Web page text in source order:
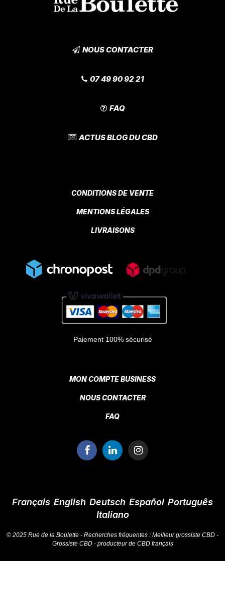
NOUS CONTACTER
07 49 90 92 21
FAQ
ACTUS BLOG DU CBD
CONDITIONS DE VENTE
MENTIONS LÉGALES
LIVRAISONS
Paiement 100% sécurisé
MON COMPTE BUSINESS
NOUS CONTACTER
FAQ
Français English Deutsch Español Português
Italiano
© 2025 Rue de la Boulette - Recherches fréquentes : Meilleur grossiste CBD -
Grossiste CBD- producteur de CBD français